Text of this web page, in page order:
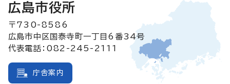
広島市役所
〒730-8586
広島市中区国泰寺町一丁目6番34号
代表電話：082-245-2111
庁舎案内